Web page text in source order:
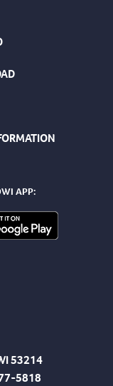
APP:
53214
5818